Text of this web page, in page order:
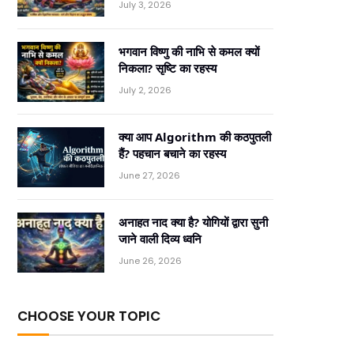
July 3, 2026
भगवान विष्णु की नाभि से कमल क्यों
निकला? सृष्टि का रहस्य
July 2, 2026
क्या आप Algorithm की कठपुतली
हैं? पहचान बचाने का रहस्य
June 27, 2026
अनाहत नाद क्या है? योगियों द्वारा सुनी
जाने वाली दिव्य ध्वनि
June 26, 2026
CHOOSE YOUR TOPIC